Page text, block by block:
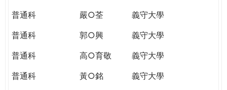
普通科
嚴○荃
義守大學
普通科
郭○興
義守大學
普通科
高○育敬
義守大學
普通科
黃○銘
義守大學